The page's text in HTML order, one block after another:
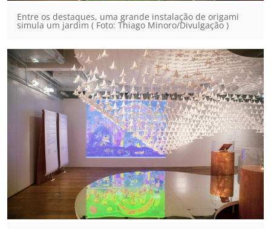
Entre os destaques, uma grande instalação de origami
simula um jardim ( Foto: Thiago Minoro/Divulgação )